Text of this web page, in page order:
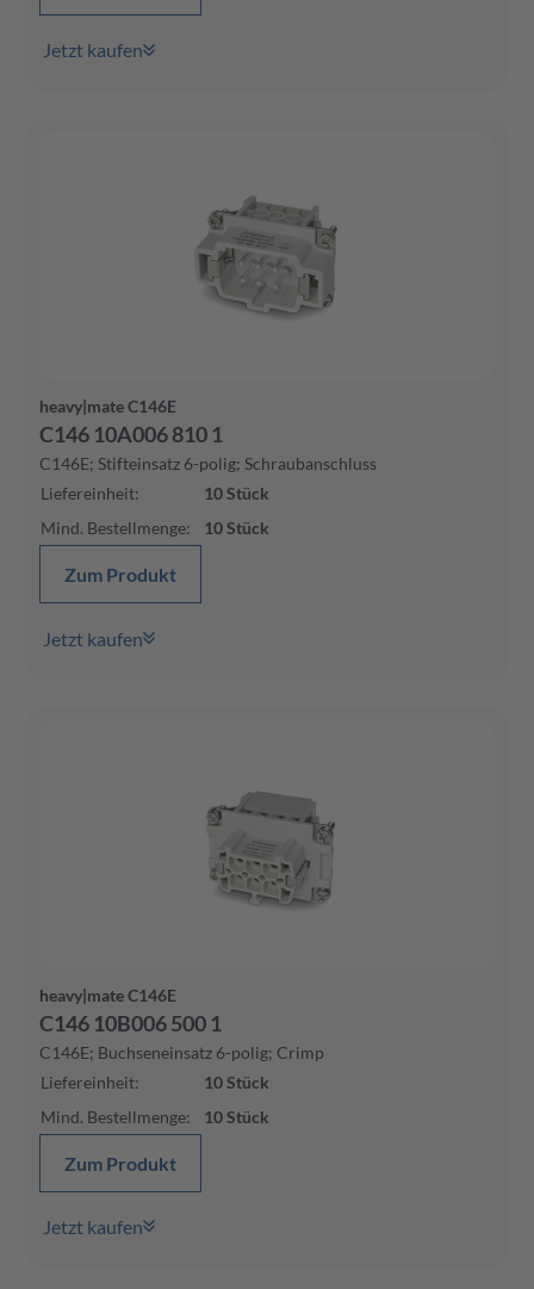
Jetzt kaufen
heavy|mate C146E
C146 10A006 810 1
C146E; Stifteinsatz 6-polig; Schraubanschluss
Liefereinheit: 10Stück
Mind. Bestellmenge: 10Stück
Zum Produkt
Jetzt kaufen
heavy|mate C146E
C146 10B006 500 1
C146E; Buchseneinsatz 6-polig; Crimp
Liefereinheit: 10Stück
Mind. Bestellmenge: 10Stück
Zum Produkt
Jetzt kaufen